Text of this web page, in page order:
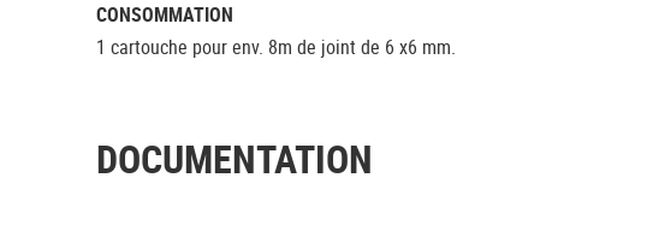
CONSOMMATION
1 cartouche pour env. 8m de joint de 6 x6 mm.
DOCUMENTATION